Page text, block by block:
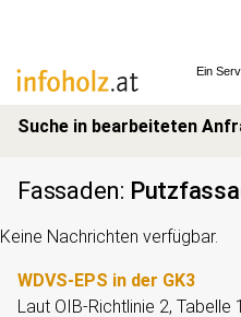
Ein
Suche in bearbeiteten
Fassaden:
Keine Nachrichten verfügbar.
WDVS-EPS in der GK3
Laut OIB-Richtlinie 2,